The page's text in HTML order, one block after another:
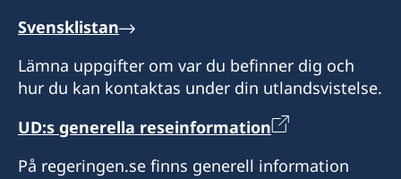
Svensklistan
Lämna uppgifter om var du befinner dig och
hur du kan kontaktas under din utlandsvistelse.
UD:s generella reseinformation
På regeringen.se finns generell information